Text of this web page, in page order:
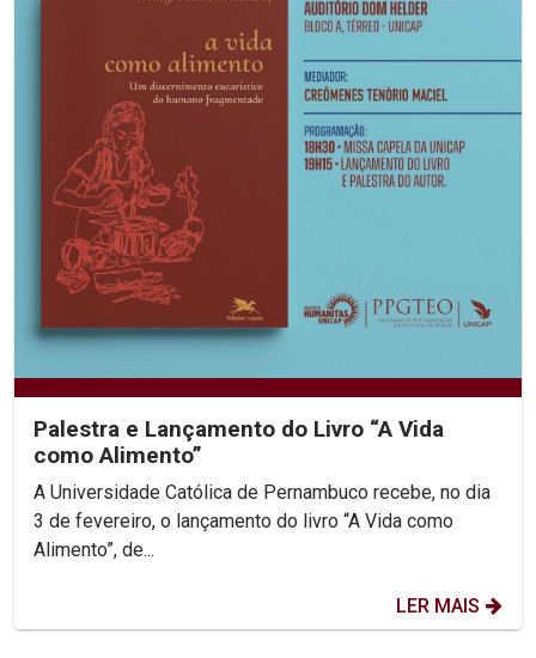
Palestra e Lançamento do Livro “A Vida
como Alimento”
A Universidade Católica de Pernambuco recebe, no dia
3 de fevereiro, o lançamento do livro “A Vida como
Alimento”, de...
LER MAIS